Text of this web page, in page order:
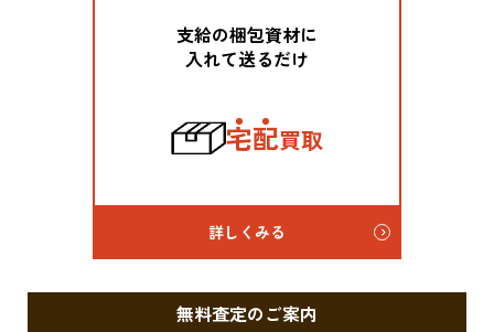
支給の梱包資材に
入れて送るだけ
宅配買取
詳しくみる
無料査定のご案内